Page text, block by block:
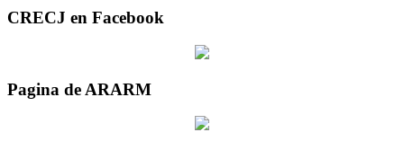
CRECJ en Facebook
Pagina de ARARM